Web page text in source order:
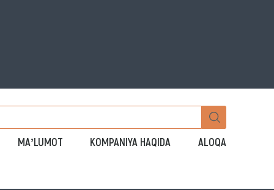
MAʼLUMOT KOMPANIYA HAQIDA ALOQA